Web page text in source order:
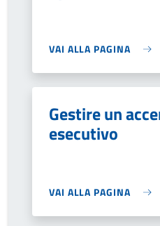
VAI ALLA PAGINA
Gestire un
esecutivo
VAI ALLA PAGINA